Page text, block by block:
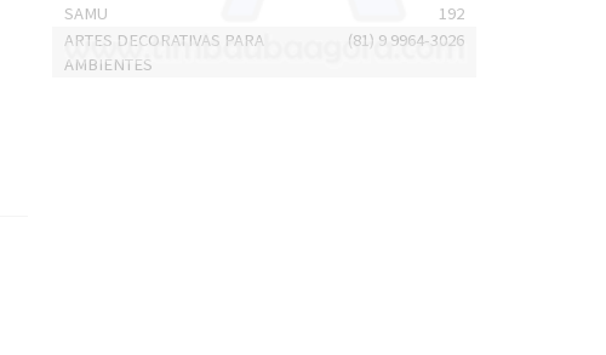
SAMU
192
ARTES DECORATIVAS PARA
AMBIENTES
(81) 9 9964-3026